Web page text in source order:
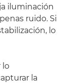
iluminación
ruido. Si
lo
lo
la